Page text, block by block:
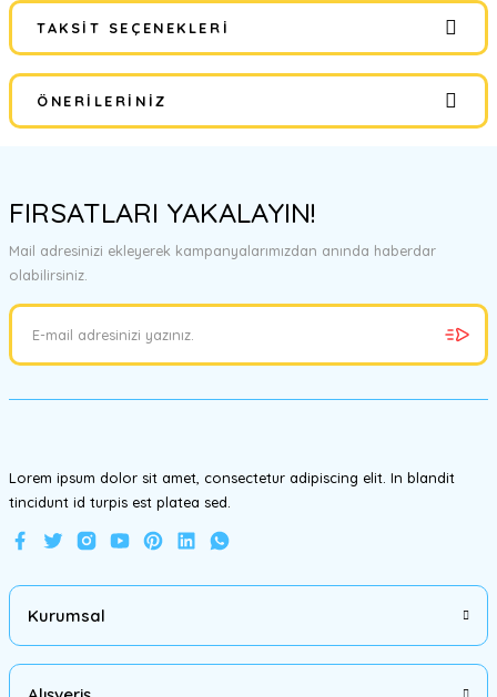
Bu ürüne ilk yorumu siz yapın!
TAKSIT SEÇENEKLERI
ÖNERILERINIZ
tarafımıza iletebilirsiniz.
Görüş ve önerileriniz için teşekkür ederiz.
Ürün resmi kalitesiz, bozuk veya görüntülenemiyor.
Ürün bilgilerinde hatalar bulunuyor.
FIRSATLARI YAKALAYIN!
Mail adresinizi ekleyerek kampanyalarımızdan anında haberdar
olabilirsiniz.
Lorem ipsum dolor sit amet, consectetur adipiscing elit. In blandit
tincidunt id turpis est platea sed.
Kurumsal